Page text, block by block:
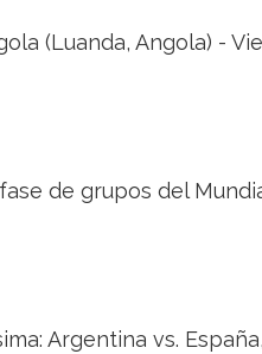
(Luanda, Angola) -
de grupos del
Argentina vs.